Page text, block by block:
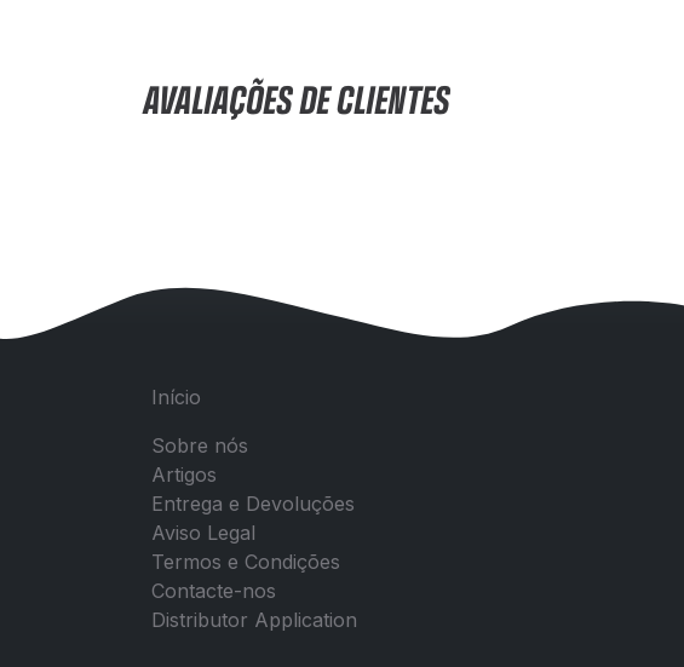
AVALIAÇÕES DE CLIENTES
Início
Sobre nós
Artigos
Entrega e Devoluções
Aviso Legal
Termos e Condições
Contacte-nos
Distributor Application